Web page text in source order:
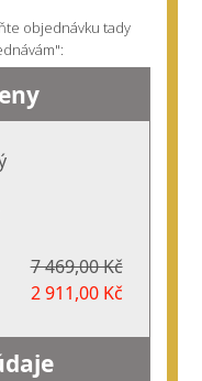
objednávku tady
7 469,00 Kč
2 911,00 Kč